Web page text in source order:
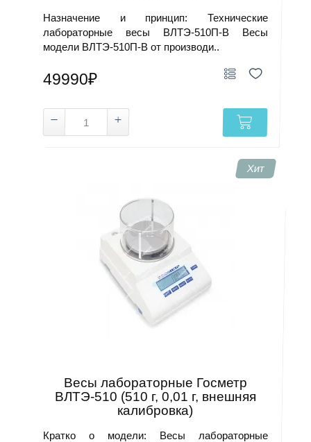
Назначение и принцип: Технические
лабораторные весы ВЛТЭ-510П-В Весы
модели ВЛТЭ-510П-В от производи..
49990₽
Хит
Весы лабораторные Госметр
ВЛТЭ-510 (510 г, 0,01 г, внешняя
калибровка)
Кратко о модели: Весы лабораторные